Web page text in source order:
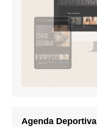
Agenda Deportiva